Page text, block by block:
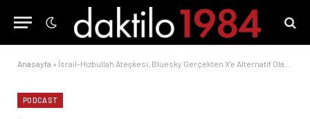
Anasayfa » İsrail-Hizbullah Ateşkesi, Bluesky Gerçekten X’e Alternatif Olabilir mi? | Çerçeve S3 #55
PODCAST